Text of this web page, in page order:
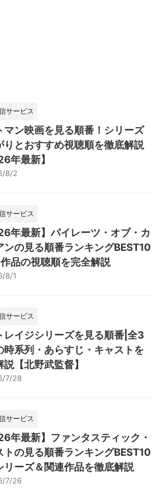
サービス
マン映画を見る順番！シリーズ
りとおすすめ視聴順を徹底解説
年最新】
8/2
サービス
年最新】パイレーツ・オブ・カ
ンの見る順番ランキングBEST10
作品の視聴順を完全解説
8/1
サービス
レイジシリーズを見る順番|全3
時系列・あらすじ・キャストを
説【北野武監督】
7/28
サービス
年最新】ファンタスティック・
トの見る順番ランキングBEST10
リーズ＆関連作品を徹底解説
7/26